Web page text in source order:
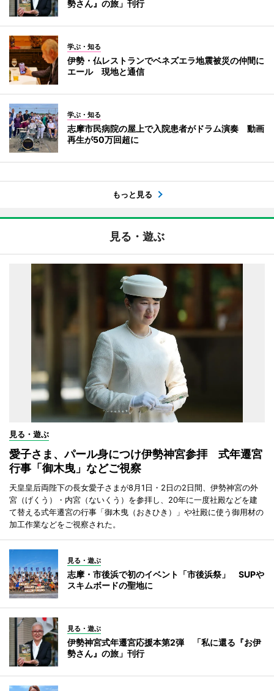
勢さん』の旅」刊行
学ぶ・知る
伊勢・仏レストランでベネズエラ地震被災の仲間に
エール 現地と通信
学ぶ・知る
志摩市民病院の屋上で入院患者がドラム演奏 動画
再生が50万回超に
もっと見る
見る・遊ぶ
見る・遊ぶ
愛子さま、パール身につけ伊勢神宮参拝 式年遷宮
行事「御木曳」などご視察
天皇皇后両陛下の長女愛子さまが8月1日・2日の2日間、伊勢神宮の外
宮（げくう）・内宮（ないくう）を参拝し、20年に一度社殿などを建
て替える式年遷宮の行事「御木曳（おきひき）」や社殿に使う御用材の
加工作業などをご視察された。
見る・遊ぶ
志摩・市後浜で初のイベント「市後浜祭」 SUPや
スキムボードの聖地に
見る・遊ぶ
伊勢神宮式年遷宮応援本第2弾 「私に還る『お伊
勢さん』の旅」刊行